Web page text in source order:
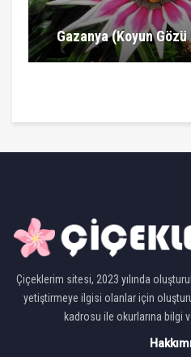
Gazanya (Koyun
Çiçeklerim sitesi, 2023 yılında
yetiştirmeye ilgisi olanlar için
kadrosu ile okurlarına bilgi